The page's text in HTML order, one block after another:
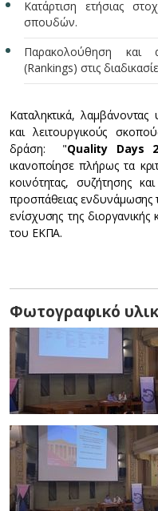
Κατάρτιση ετήσιας
σπουδών.
Παρακολούθηση και
(Rankings) στις
Καταληκτικά,
και λειτουργικούς
δράση: "Quality Days
ικανοποίησε πλήρως τα
κοινότητας, συζήτησης
προσπάθειας ενδυνάμωσης
ενίσχυσης της διοργανικής
του ΕΚΠΑ.
Φωτογραφικό